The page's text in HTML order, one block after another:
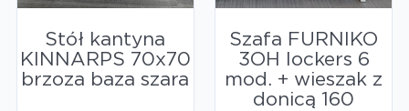
Stół kantyna
KINNARPS 70x70
brzoza baza szara
Szafa FURNIKO
3OH lockers 6
mod. + wieszak z
donicą 160